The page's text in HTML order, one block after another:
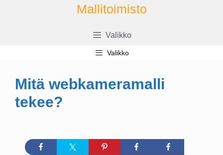
Mallitoimisto
Valikko
Valikko
Mitä webkameramalli
tekee?